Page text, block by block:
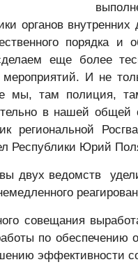
органов
порядка и
еще более
мероприятий. И не
мы, там полиция,
в нашей
региональной
Республики Юрий
двух ведомств
совещания
по
эффективности